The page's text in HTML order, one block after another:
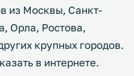
из Москвы, Санкт-
Орла, Ростова,
крупных городов.
в интернете.